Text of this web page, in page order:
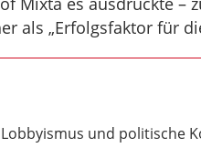
als „Erfolgsfaktor für
Lobbyismus und politische